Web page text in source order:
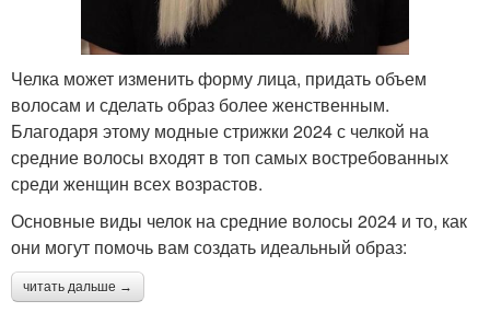
Челка может изменить форму лица, придать объем
волосам и сделать образ более женственным.
Благодаря этому модные стрижки 2024 с челкой на
средние волосы входят в топ самых востребованных
среди женщин всех возрастов.
Основные виды челок на средние волосы 2024 и то, как
они могут помочь вам создать идеальный образ:
читать дальше →